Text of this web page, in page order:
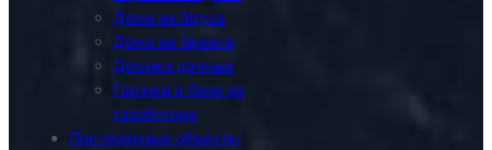
Дома из бруса
Дома из бревна
Домики дачные
Гаражи и бани из
газобетона
Построенные объекты